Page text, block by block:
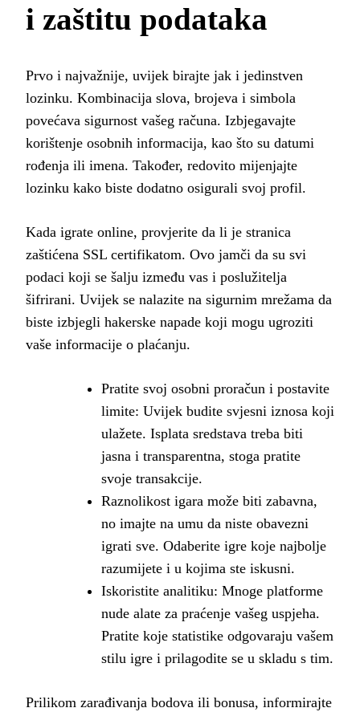
i zaštitu podataka
Prvo i najvažnije, uvijek birajte jak i jedinstven
lozinku. Kombinacija slova, brojeva i simbola
povećava sigurnost vašeg računa. Izbjegavajte
korištenje osobnih informacija, kao što su datumi
rođenja ili imena. Također, redovito mijenjajte
lozinku kako biste dodatno osigurali svoj profil.
Kada igrate online, provjerite da li je stranica
zaštićena SSL certifikatom. Ovo jamči da su svi
podaci koji se šalju između vas i poslužitelja
šifrirani. Uvijek se nalazite na sigurnim mrežama da
biste izbjegli hakerske napade koji mogu ugroziti
vaše informacije o plaćanju.
Pratite svoj osobni proračun i postavite
limite: Uvijek budite svjesni iznosa koji
ulažete. Isplata sredstava treba biti
jasna i transparentna, stoga pratite
svoje transakcije.
Raznolikost igara može biti zabavna,
no imajte na umu da niste obavezni
igrati sve. Odaberite igre koje najbolje
razumijete i u kojima ste iskusni.
Iskoristite analitiku: Mnoge platforme
nude alate za praćenje vašeg uspjeha.
Pratite koje statistike odgovaraju vašem
stilu igre i prilagodite se u skladu s tim.
Prilikom zarađivanja bodova ili bonusa, informirajte